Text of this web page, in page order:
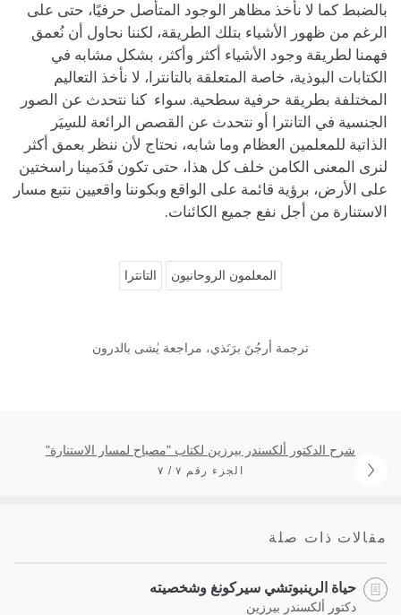
بالضبط كما لا نأخذ مظاهر الوجود المتأصل حرفيًا، حتى على
الرغم من ظهور الأشياء بتلك الطريقة، لكننا نحاول أن نُعمق
فهمنا لطريقة وجود الأشياء أكثر وأكثر، بشكل مشابه في
الكتابات البوذية، خاصة المتعلقة بالتانترا، لا نأخذ التعاليم
المختلفة بطريقة حرفية سطحية. سواء كنا نتحدث عن الصور
الجنسية في التانترا أو نتحدث عن القصص الرائعة للسِيَر
الذاتية للمعلمين العظام وما شابه، نحتاج لأن ننظر بعمق أكثر
لنرى المعنى الكامن خلف كل هذا، حتى تكون قَدَمينا راسختين
على الأرض، برؤية قائمة على الواقع وبكوننا واقعيين نتبع مسار
الاستنارة من أجل نفع جميع الكائنات.
المعلمون الروحانيون التانترا
ترجمة أرجُنَ برَنَذي، مراجعة يٰشى بالدرون
شرح الدكتور ألكسندر بيرزين لكتاب "مصباح لمسار الاستنارة"
الجزء رقم ٧ / ٧
مقالات ذات صلة
حياة الرينبوتشي سيركونغ وشخصيته
دكتور ألكسندر بيرزين